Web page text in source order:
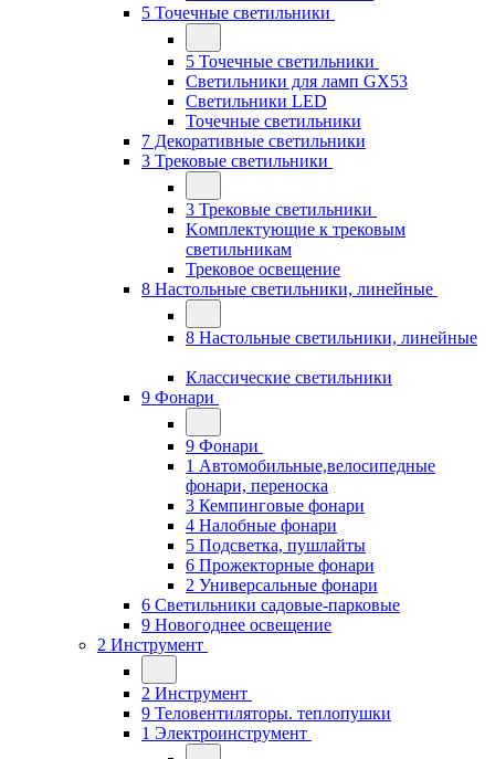
5 Точечные светильники
5 Точечные светильники
Светильники для ламп GХ53
Cветильники LED
Точечные светильники
7 Декоративные светильники
3 Трековые светильники
3 Трековые светильники
Kомплектующие к трековым
светильникам
Трековое освещение
8 Настольные светильники, линейные
8 Настольные светильники, линейные
Классические светильники
9 Фонари
9 Фонари
1 Автомобильные,велосипедные
фонари, переноска
3 Кемпинговые фонари
4 Налобные фонари
5 Подсветка, пушлайты
6 Прожекторные фонари
2 Универсальные фонари
6 Светильники садовые-парковые
9 Новогоднее освещение
2 Инструмент
2 Инструмент
9 Теловентиляторы. теплопушки
1 Электроинструмент